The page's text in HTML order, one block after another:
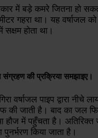
में बड़े कमरे जितना हो
गहरा था। यह वर्षाजल
होता था।
संग्रहण की प्रक्रिया समझाइए।
वर्षाजल पाइप द्वारा नीचे
जाती है। बाद का जल
हौज में पहुँचता है।
किया जाता है।